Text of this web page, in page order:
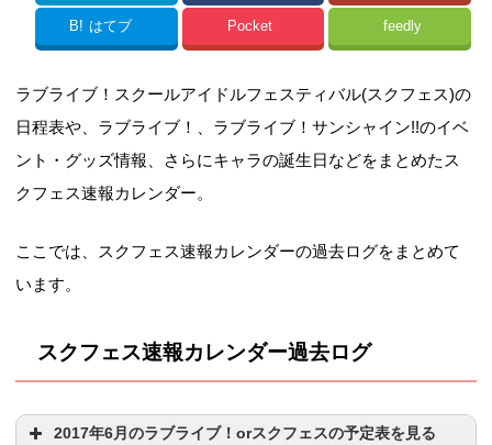
B! はてブ Pocket feedly
ラブライブ！スクールアイドルフェスティバル(スクフェス)の
日程表や、ラブライブ！、ラブライブ！サンシャイン!!のイベ
ント・グッズ情報、さらにキャラの誕生日などをまとめたス
クフェス速報カレンダー。
ここでは、スクフェス速報カレンダーの過去ログをまとめて
います。
スクフェス速報カレンダー過去ログ
2017年6月のラブライブ！orスクフェスの予定表を見る